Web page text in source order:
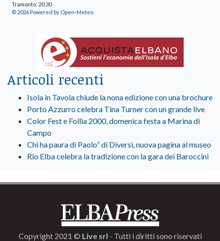
Tramonto: 20:30
© 2026 Powered by Open-Meteo
Articoli recenti
Isola in Tavola chiude la nona edizione con una brochure
Porto Azzurro celebra Tina Turner con un grande live
Color Fest e Follia 2000, domenica festa a Marina di
Campo
Chi ha paura di Paolo” di Diversi, nuova pagina al museo
Rio Elba celebra la tradizione con la gara dei Baroccini
Copyright 2021 © Live srl - Tutti i diritti sono riservati